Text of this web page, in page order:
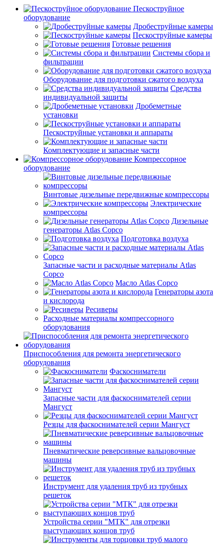
Пескоструйное
оборудование
Дробеструйные камеры
Пескоструйные камеры
Готовые решения
Системы сбора и
фильтрации
Оборудование для подготовки сжатого воздуха
Средства
индивидуальной защиты
Дробеметные
установки
Пескоструйные установки и аппараты
Комплектующие и запасные части
Компрессорное
оборудование
Винтовые дизельные передвижные компрессоры
Электрические
компрессоры
Дизельные
генераторы Atlas Copco
Подготовка воздуха
Запасные части и расходные материалы Atlas
Copco
Масло Atlas Copco
Генераторы азота
и кислорода
Ресиверы
Расходные материалы компрессорного
оборудования
Приспособления для ремонта энергетического
оборудования
Фаскосниматели
Запасные части для фаскоснимателей серии
Мангуст
Резцы для фаскоснимателей серии Мангуст
Пневматические реверсивные вальцовочные
машины
Инструмент для удаления труб из трубных
решеток
Устройства серии "МТК" для отрезки
выступающих концов труб